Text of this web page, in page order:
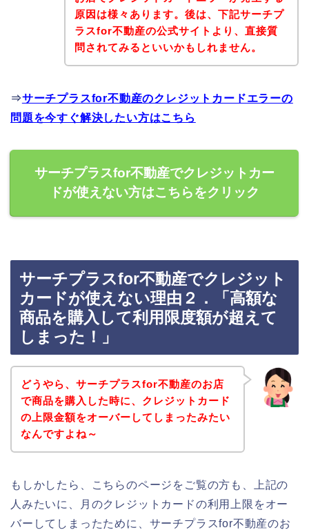
原因は様々あります。後は、下記サーチプ
ラスfor不動産の公式サイトより、直接質
問されてみるといいかもしれません。
⇒サーチプラスfor不動産のクレジットカードエラーの
問題を今すぐ解決したい方はこちら
サーチプラスfor不動産でクレジットカー
ドが使えない方はこちらをクリック
サーチプラスfor不動産でクレジット
カードが使えない理由２．「高額な
商品を購入して利用限度額が超えて
しまった！」
どうやら、サーチプラスfor不動産のお店
で商品を購入した時に、クレジットカード
の上限金額をオーバーしてしまったみたい
なんですよね～
もしかしたら、こちらのページをご覧の方も、上記の
人みたいに、月のクレジットカードの利用上限をオー
バーしてしまったために、サーチプラスfor不動産のお